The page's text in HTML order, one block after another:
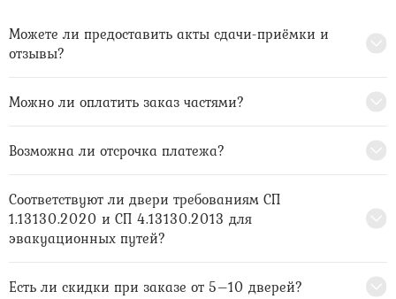
Можете ли предоставить акты сдачи-приёмки и
отзывы?
Можно ли оплатить заказ частями?
Возможна ли отсрочка платежа?
Соответствуют ли двери требованиям СП
1.13130.2020 и СП 4.13130.2013 для
эвакуационных путей?
Есть ли скидки при заказе от 5–10 дверей?